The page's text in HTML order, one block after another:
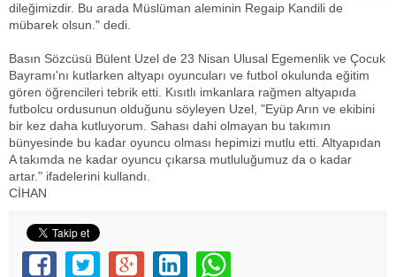
dileğimizdir. Bu arada Müslüman aleminin Regaip Kandili de
mübarek olsun." dedi.
Basın Sözcüsü Bülent Uzel de 23 Nisan Ulusal Egemenlik ve Çocuk
Bayramı'nı kutlarken altyapı oyuncuları ve futbol okulunda eğitim
gören öğrencileri tebrik etti. Kısıtlı imkanlara rağmen altyapıda
futbolcu ordusunun olduğunu söyleyen Uzel, "Eyüp Arın ve ekibini
bir kez daha kutluyorum. Sahası dahi olmayan bu takımın
bünyesinde bu kadar oyuncu olması hepimizi mutlu etti. Altyapıdan
A takımda ne kadar oyuncu çıkarsa mutluluğumuz da o kadar
artar." ifadelerini kullandı.
CİHAN